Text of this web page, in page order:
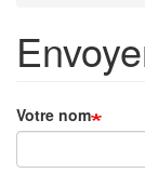
Votre nom